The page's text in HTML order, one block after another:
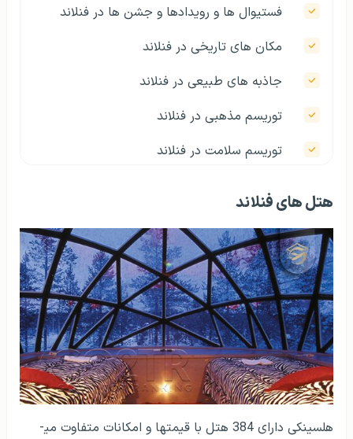
فستیوال ها و رویدادها و جشن ها در فنلاند
مکان های تاریخی در فنلاند
جاذبه های طبیعی در فنلاند
توریسم مذهبی در فنلاند
توریسم سلامت در فنلاند
هتل های فنلاند
هلسینکی دارای 384 هتل با قیمت­ها و امکانات متفاوت می­